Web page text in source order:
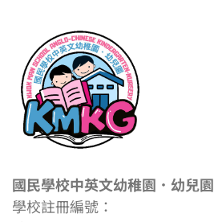
國民學校中英文幼稚園．幼兒園
學校註冊編號：